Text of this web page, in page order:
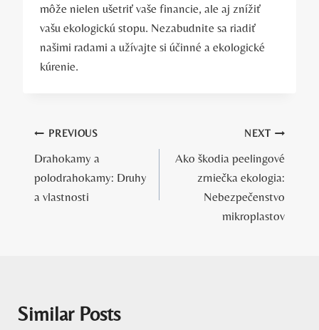
môže nielen ušetriť vaše financie, ale aj znížiť
‌vašu ekologickú stopu. Nezabudnite sa riadiť
našimi radami a užívajte si účinné a ekologické
kúrenie.
Navigácia
v
článku
PREVIOUS
Drahokamy a
polodrahokamy: Druhy
a vlastnosti
NEXT
Ako škodia peelingové
zrniečka ekologia:
Nebezpečenstvo
mikroplastov
Similar Posts